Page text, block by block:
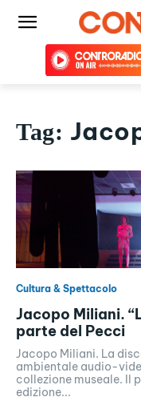
Tag:
Cultura & Spettacolo
Jacopo Miliani.
parte del Pecci
Jacopo Miliani. La
ambientale audio-
collezione museale. Il
edizione...